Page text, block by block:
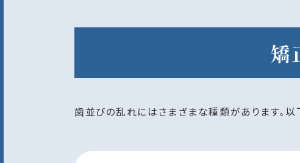
矯
歯並びの乱れにはさまざまな種類があります。